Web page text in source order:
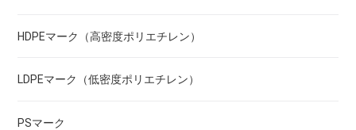
HDPEマーク（高密度ポリエチレン）
LDPEマーク（低密度ポリエチレン）
PSマーク